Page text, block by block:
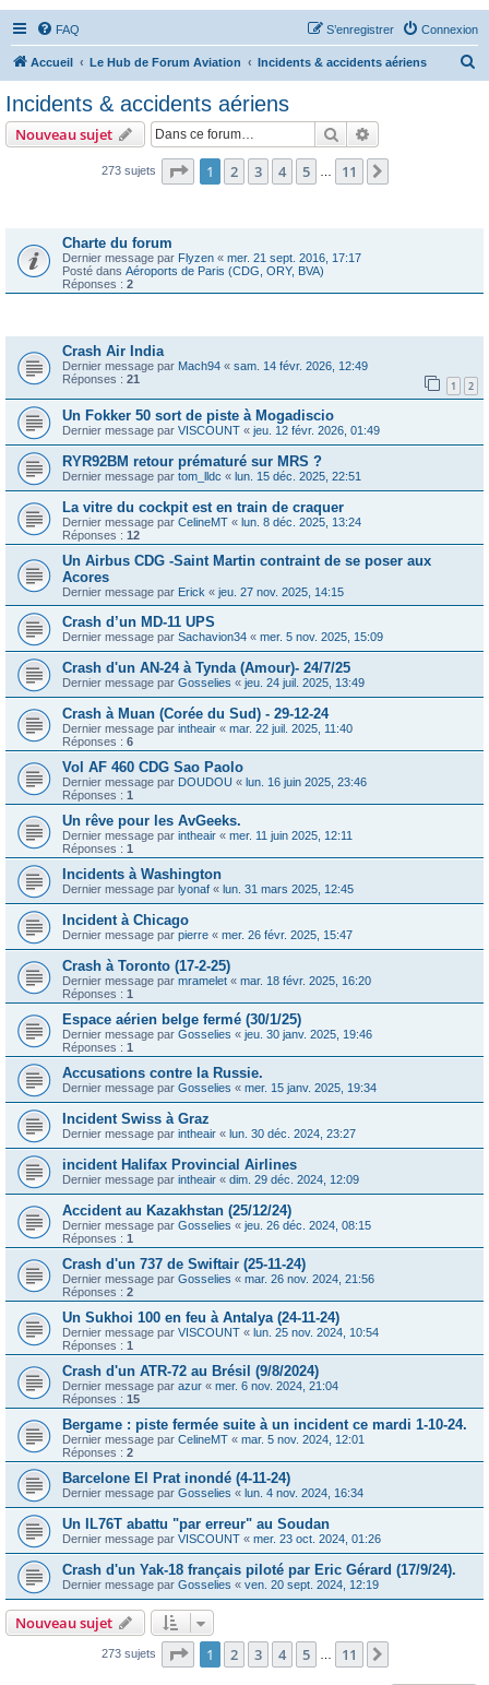
FAQ Connexion
S’enregistrer
Accueil Le Hub de Forum Aviation Incidents & accidents aériens
r
Incidents & accidents aériens
Nouveau sujet Rechercher
273 sujets Page 1sur11
1 2 3 4 5 11
Charte du forum
Dernier message par Flyzen « mer. 21 sept. 2016, 17:17
Posté dans Aéroports de Paris (CDG, ORY, BVA)
Réponses : 2
Crash Air India
Dernier message par Mach94 « sam. 14 févr. 2026, 12:49
Réponses : 21 1 2
Un Fokker 50 sort de piste à Mogadiscio
Dernier message par VISCOUNT « jeu. 12 févr. 2026, 01:49
RYR92BM retour prématuré sur MRS ?
Dernier message par tom_lldc « lun. 15 déc. 2025, 22:51
La vitre du cockpit est en train de craquer
Dernier message par CelineMT « lun. 8 déc. 2025, 13:24
Réponses : 12
Un Airbus CDG -Saint Martin contraint de se poser aux
Acores
Dernier message par Erick « jeu. 27 nov. 2025, 14:15
Crash d’un MD-11 UPS
Dernier message par Sachavion34 « mer. 5 nov. 2025, 15:09
Crash d'un AN-24 à Tynda (Amour)- 24/7/25
Dernier message par Gosselies « jeu. 24 juil. 2025, 13:49
Crash à Muan (Corée du Sud) - 29-12-24
Dernier message par intheair « mar. 22 juil. 2025, 11:40
Réponses : 6
Vol AF 460 CDG Sao Paolo
Dernier message par DOUDOU « lun. 16 juin 2025, 23:46
Réponses : 1
Un rêve pour les AvGeeks.
Dernier message par intheair « mer. 11 juin 2025, 12:11
Réponses : 1
Incidents à Washington
Dernier message par lyonaf « lun. 31 mars 2025, 12:45
Incident à Chicago
Dernier message par pierre « mer. 26 févr. 2025, 15:47
Crash à Toronto (17-2-25)
Dernier message par mramelet « mar. 18 févr. 2025, 16:20
Réponses : 1
Espace aérien belge fermé (30/1/25)
Dernier message par Gosselies « jeu. 30 janv. 2025, 19:46
Réponses : 1
Accusations contre la Russie.
Dernier message par Gosselies « mer. 15 janv. 2025, 19:34
Incident Swiss à Graz
Dernier message par intheair « lun. 30 déc. 2024, 23:27
incident Halifax Provincial Airlines
Dernier message par intheair « dim. 29 déc. 2024, 12:09
Accident au Kazakhstan (25/12/24)
Dernier message par Gosselies « jeu. 26 déc. 2024, 08:15
Réponses : 1
Crash d'un 737 de Swiftair (25-11-24)
Dernier message par Gosselies « mar. 26 nov. 2024, 21:56
Réponses : 2
Un Sukhoi 100 en feu à Antalya (24-11-24)
Dernier message par VISCOUNT « lun. 25 nov. 2024, 10:54
Réponses : 1
Crash d'un ATR-72 au Brésil (9/8/2024)
Dernier message par azur « mer. 6 nov. 2024, 21:04
Réponses : 15
Bergame : piste fermée suite à un incident ce mardi 1-10-24.
Dernier message par CelineMT « mar. 5 nov. 2024, 12:01
Réponses : 2
Barcelone El Prat inondé (4-11-24)
Dernier message par Gosselies « lun. 4 nov. 2024, 16:34
Un IL76T abattu "par erreur" au Soudan
Dernier message par VISCOUNT « mer. 23 oct. 2024, 01:26
Crash d'un Yak-18 français piloté par Eric Gérard (17/9/24).
Dernier message par Gosselies « ven. 20 sept. 2024, 12:19
Nouveau sujet
273 sujets Page 1sur11
1 2 3 4 5 11